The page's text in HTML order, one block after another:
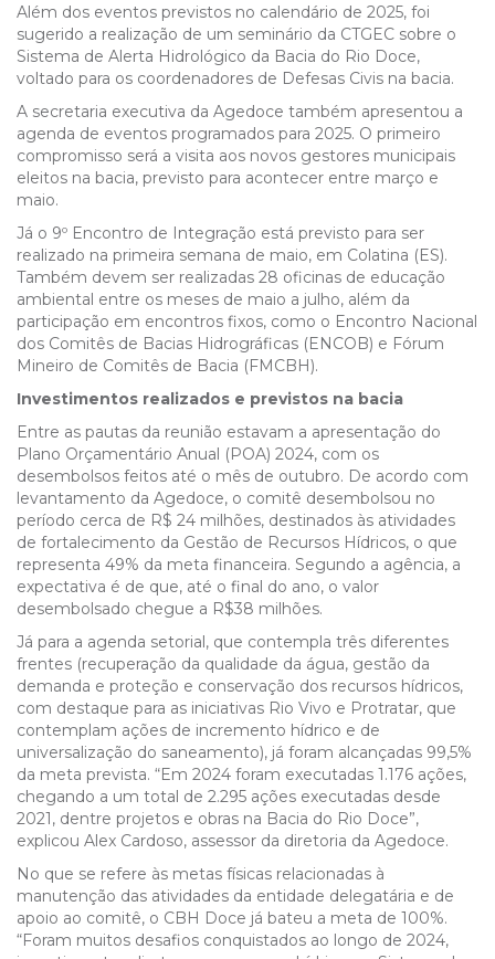
Além dos eventos previstos no calendário de 2025, foi
sugerido a realização de um seminário da CTGEC sobre o
Sistema de Alerta Hidrológico da Bacia do Rio Doce,
voltado para os coordenadores de Defesas Civis na bacia.
A secretaria executiva da Agedoce também apresentou a
agenda de eventos programados para 2025. O primeiro
compromisso será a visita aos novos gestores municipais
eleitos na bacia, previsto para acontecer entre março e
maio.
Já o 9º Encontro de Integração está previsto para ser
realizado na primeira semana de maio, em Colatina (ES).
Também devem ser realizadas 28 oficinas de educação
ambiental entre os meses de maio a julho, além da
participação em encontros fixos, como o Encontro Nacional
dos Comitês de Bacias Hidrográficas (ENCOB) e Fórum
Mineiro de Comitês de Bacia (FMCBH).
Investimentos realizados e previstos na bacia
Entre as pautas da reunião estavam a apresentação do
Plano Orçamentário Anual (POA) 2024, com os
desembolsos feitos até o mês de outubro. De acordo com
levantamento da Agedoce, o comitê desembolsou no
período cerca de R$ 24 milhões, destinados às atividades
de fortalecimento da Gestão de Recursos Hídricos, o que
representa 49% da meta financeira. Segundo a agência, a
expectativa é de que, até o final do ano, o valor
desembolsado chegue a R$38 milhões.
Já para a agenda setorial, que contempla três diferentes
frentes (recuperação da qualidade da água, gestão da
demanda e proteção e conservação dos recursos hídricos,
com destaque para as iniciativas Rio Vivo e Protratar, que
contemplam ações de incremento hídrico e de
universalização do saneamento), já foram alcançadas 99,5%
da meta prevista. “Em 2024 foram executadas 1.176 ações,
chegando a um total de 2.295 ações executadas desde
2021, dentre projetos e obras na Bacia do Rio Doce”,
explicou Alex Cardoso, assessor da diretoria da Agedoce.
No que se refere às metas físicas relacionadas à
manutenção das atividades da entidade delegatária e de
apoio ao comitê, o CBH Doce já bateu a meta de 100%.
“Foram muitos desafios conquistados ao longo de 2024,